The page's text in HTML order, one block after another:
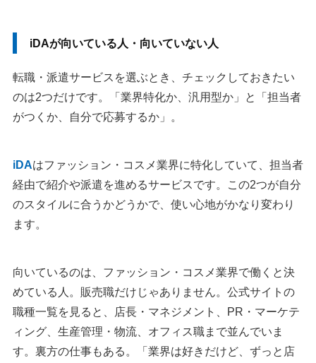
iDAが向いている人・向いていない人
転職・派遣サービスを選ぶとき、チェックしておきたい
のは2つだけです。「業界特化か、汎用型か」と「担当者
がつくか、自分で応募するか」。
iDAはファッション・コスメ業界に特化していて、担当者
経由で紹介や派遣を進めるサービスです。この2つが自分
のスタイルに合うかどうかで、使い心地がかなり変わり
ます。
向いているのは、ファッション・コスメ業界で働くと決
めている人。販売職だけじゃありません。公式サイトの
職種一覧を見ると、店長・マネジメント、PR・マーケテ
ィング、生産管理・物流、オフィス職まで並んでいま
す。裏方の仕事もある。「業界は好きだけど、ずっと店